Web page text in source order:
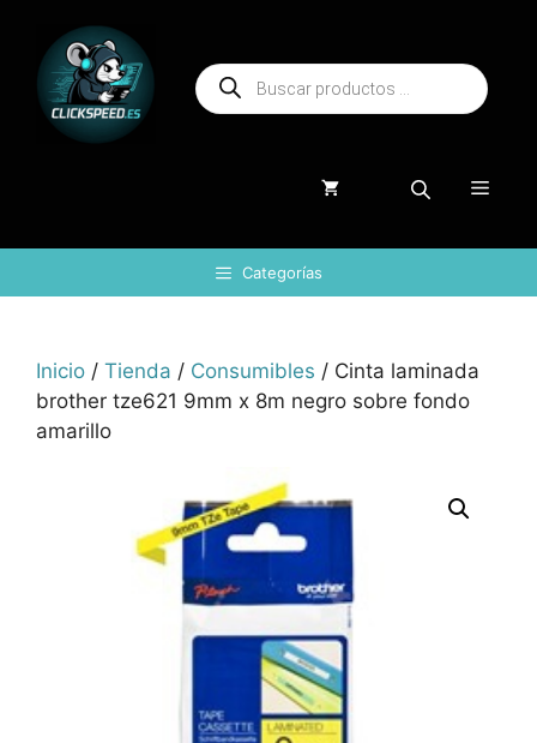
contenido
Búsqueda
de
productos
Menú
Categorías
Inicio / Tienda / Consumibles / Cinta laminada
brother tze621 9mm x 8m negro sobre fondo
amarillo